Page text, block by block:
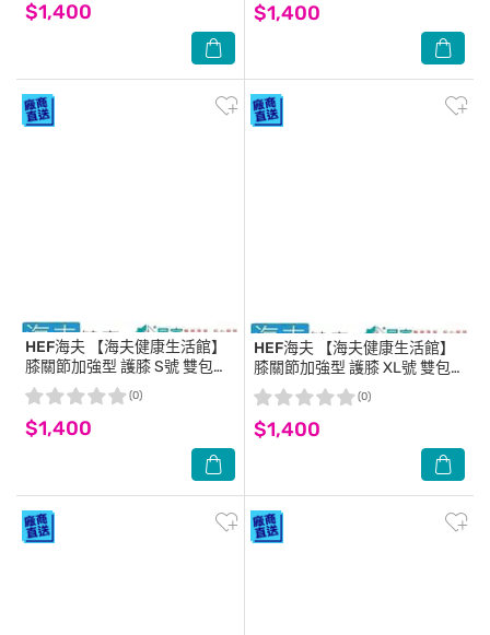
$1,400 $1,400
HEF海夫 【海夫健康生活館】
膝關節加強型 護膝 S號 雙包裝
(H0018)
$1,400
(0)
HEF海夫 【海夫健康生活館】
膝關節加強型 護膝 XL號 雙包
裝(H0018)
$1,400
(0)